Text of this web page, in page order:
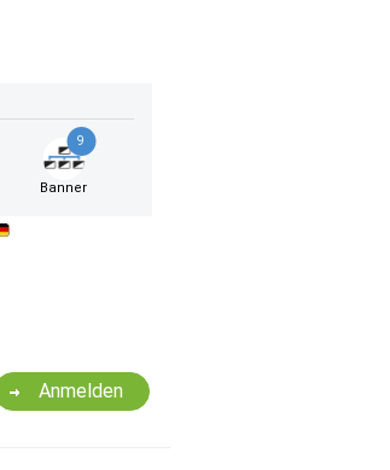
9
Banner
Anmelden